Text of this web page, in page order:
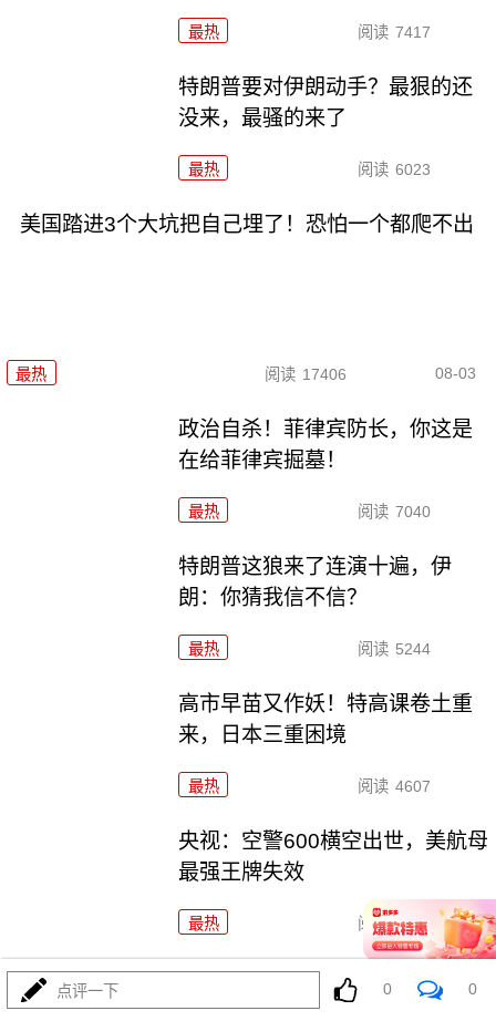
最热 阅读 7417
特朗普要对伊朗动手？最狠的还
没来，最骚的来了
最热 阅读 6023
美国踏进3个大坑把自己埋了！恐怕一个都爬不出
最热 阅读 17406 08-03
政治自杀！菲律宾防长，你这是
在给菲律宾掘墓！
最热 阅读 7040
特朗普这狼来了连演十遍，伊
朗：你猜我信不信？
最热 阅读 5244
高市早苗又作妖！特高课卷土重
来，日本三重困境
最热 阅读 4607
央视：空警600横空出世，美航母
最强王牌失效
最热 阅读 23607
美利坚资源收割局：特朗普为何
对乌稀土\"摊牌\"
点评一下 0 0